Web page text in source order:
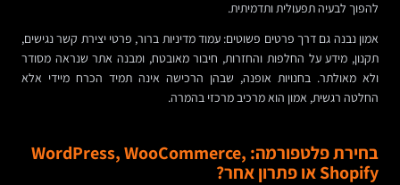
להפוך לבעיה תפעולית ותדמיתית.
אמון נבנה גם דרך פרטים פשוטים: עמוד מדיניות ברור, פרטי יצירת קשר נגישים,
תקנון, מידע על החלפות והחזרות, חיבור מאובטח, ומבנה אתר שנראה מסודר
ולא מאולתר. בחנויות אופנה, שבהן הרכישה אינה תמיד הכרח מיידי אלא
החלטה רגשית, אמון הוא מרכיב מרכזי בהמרה.
בחירת פלטפורמה: WordPress, WooCommerce,
Shopify או פתרון אחר?